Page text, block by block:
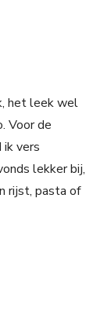
het leek wel
Voor de
vers
lekker bij,
rijst, pasta of